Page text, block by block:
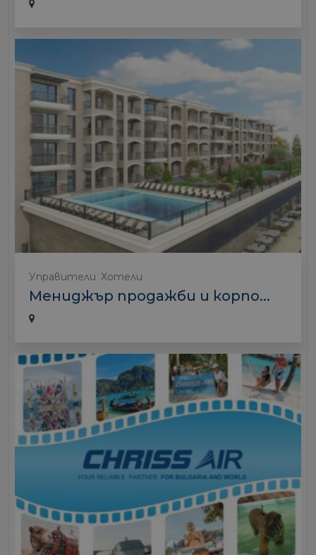
Управители Хотели
Мениджър продажби и корпо...